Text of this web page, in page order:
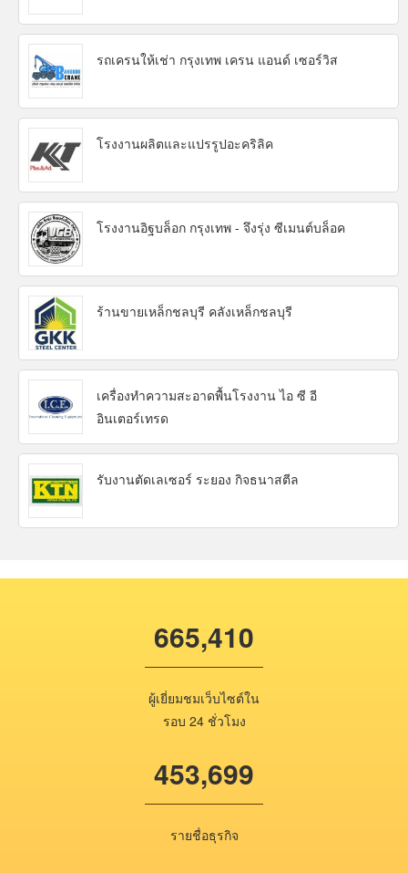
รถเครนให้เช่า กรุงเทพ เครน แอนด์ เซอร์วิส
โรงงานผลิตและแปรรูปอะคริลิค
โรงงานอิฐบล็อก กรุงเทพ - จึงรุ่ง ซีเมนต์บล็อค
ร้านขายเหล็กชลบุรี คลังเหล็กชลบุรี
เครื่องทำความสะอาดพื้นโรงงาน ไอ ซี อี
อินเตอร์เทรด
รับงานตัดเลเซอร์ ระยอง กิจธนาสตีล
665,410
ผู้เยี่ยมชมเว็บไซต์ใน
รอบ 24 ชั่วโมง
453,699
รายชื่อธุรกิจ